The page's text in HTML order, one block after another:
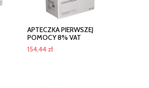
APTECZKA PIERWSZEJ
POMOCY 8% VAT
154,44 zł